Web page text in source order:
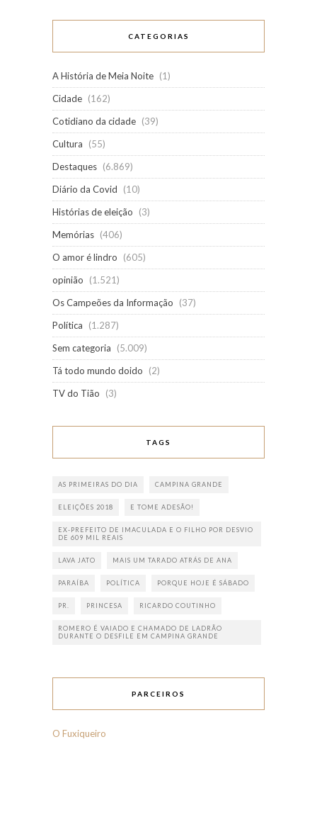
CATEGORIAS
A História de Meia Noite (1)
Cidade (162)
Cotidiano da cidade (39)
Cultura
(55)
Destaques (6.869)
Diário da Covid
(10)
Histórias de eleição
(3)
Memórias (406)
O amor é lindro
(605)
opinião
(1.521)
Os Campeões da Informação
(37)
Política
(1.287)
Sem categoria
(5.009)
Tá todo mundo doido
(2)
TV do Tião
(3)
TAGS
AS PRIMEIRAS DO DIA CAMPINA GRANDE
ELEIÇÕES 2018 E TOME ADESÃO!
EX-PREFEITO DE IMACULADA E O FILHO POR DESVIO
DE 609 MIL REAIS
LAVA JATO MAIS UM TARADO ATRÁS DE ANA
PARAÍBA POLÍTICA PORQUE HOJE É SÁBADO
PR. PRINCESA RICARDO COUTINHO
ROMERO É VAIADO E CHAMADO DE LADRÃO
DURANTE O DESFILE EM CAMPINA GRANDE
PARCEIROS
O Fuxiqueiro